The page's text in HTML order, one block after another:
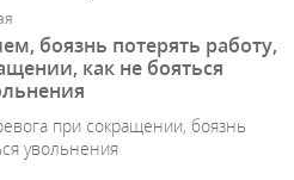
боязнь потерять работу,
как не бояться
при сокращении, боязнь
увольнения